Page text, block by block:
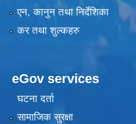
एन, कानुन तथा निर्देशिका
कर तथा शुल्कहरु
eGov services
घटना दर्ता
सामाजिक सुरक्षा